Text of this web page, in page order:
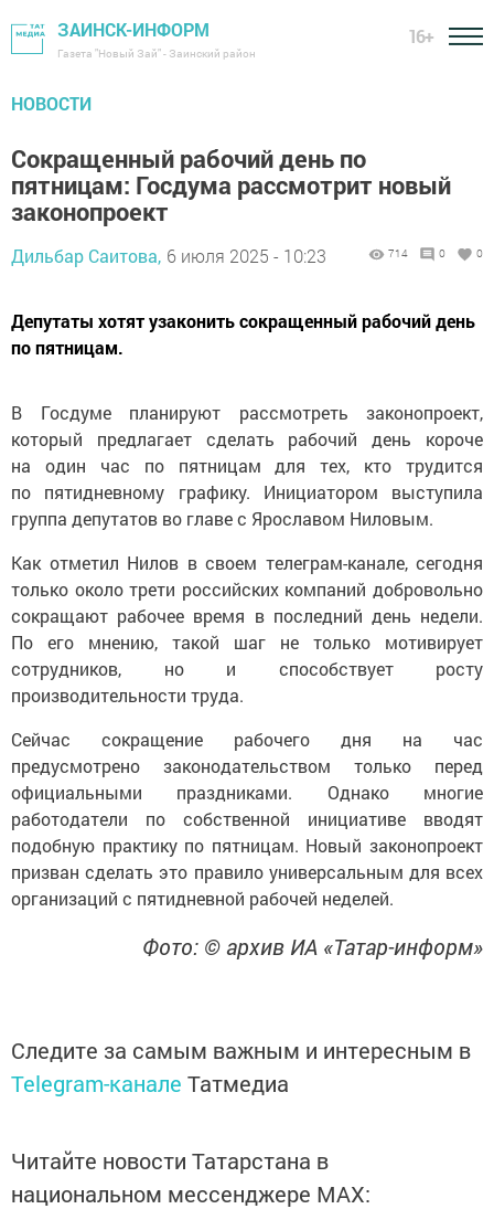
ЗАИНСК-ИНФОРМ
Газета "Новый Зай" - Заинский район
16+
НОВОСТИ
Сокращенный рабочий день по
пятницам: Госдума рассмотрит новый
законопроект
Дильбар Саитова, 6 июля 2025 - 10:23 714 0 0
Депутаты хотят узаконить сокращенный рабочий день
по пятницам.
В Госдуме планируют рассмотреть законопроект,
который предлагает сделать рабочий день короче
на один час по пятницам для тех, кто трудится
по пятидневному графику. Инициатором выступила
группа депутатов во главе с Ярославом Ниловым.
Как отметил Нилов в своем телеграм-канале, сегодня
только около трети российских компаний добровольно
сокращают рабочее время в последний день недели.
По его мнению, такой шаг не только мотивирует
сотрудников, но и способствует росту
производительности труда.
Сейчас сокращение рабочего дня на час
предусмотрено законодательством только перед
официальными праздниками. Однако многие
работодатели по собственной инициативе вводят
подобную практику по пятницам. Новый законопроект
призван сделать это правило универсальным для всех
организаций с пятидневной рабочей неделей.
Фото: © архив ИА «Татар-информ»
Следите за самым важным и интересным в
Telegram-канале Татмедиа
Читайте новости Татарстана в
национальном мессенджере MАХ: